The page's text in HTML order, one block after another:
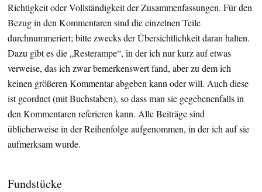
Richtigkeit oder Vollständigkeit der Zusammenfassungen. Für den
Bezug in den Kommentaren sind die einzelnen Teile
durchnummeriert; bitte zwecks der Übersichtlichkeit daran halten.
Dazu gibt es die „Resterampe“, in der ich nur kurz auf etwas
verweise, das ich zwar bemerkenswert fand, aber zu dem ich
keinen größeren Kommentar abgeben kann oder will. Auch diese
ist geordnet (mit Buchstaben), so dass man sie gegebenenfalls in
den Kommentaren referieren kann. Alle Beiträge sind
üblicherweise in der Reihenfolge aufgenommen, in der ich auf sie
aufmerksam wurde.
Fundstücke